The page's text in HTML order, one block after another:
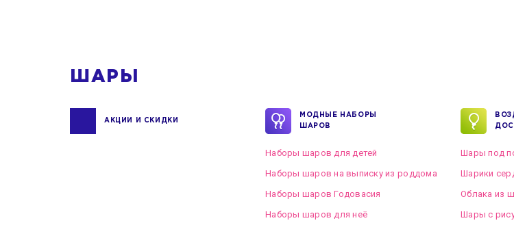
ШАРЫ
АКЦИИ И СКИДКИ
МОДНЫЕ НАБОРЫ
ШАРОВ
Наборы шаров для детей
Наборы шаров на выписку из роддома
Наборы шаров Годовасия
Наборы шаров для неё
Шары под
Шарики
Облака из
Шары с